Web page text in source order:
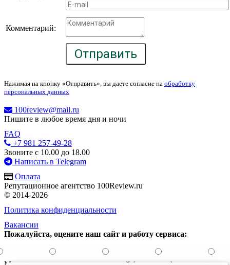
Комментарий:
Отправить
Нажимая на кнопку «Отправить», вы даете согласие на обработку
персональных данных
100review@mail.ru
Пишите в любое время дня и ночи
FAQ
+7 981 257-49-28
Звоните с 10.00 до 18.00
Написать в Telegram
Оплата
Репутационное агентство 100Review.ru
© 2014-2026
Политика конфиденциальности
Вакансии
Пожалуйста, оцените наш сайт и работу сервиса: